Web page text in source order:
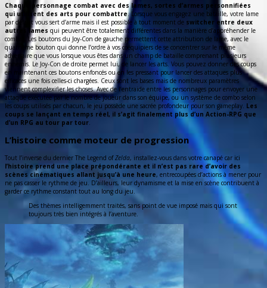
Chaque personnage combat avec des lames, sortes d’armes personnifiées
qui utilisent des arts pour combattre. Lorsque vous engagez une bataille, votre lame
par défaut vous sert d’arme mais il est possible à tout moment de switcher entre deux
autres lames qui peuvent être totalement différentes dans la manière d’appréhender le
combat. Les boutons du Joy-Con de gauche permettent cette attribution de lame, avec le
quatrième bouton qui donne l’ordre à vos coéquipiers de se concentrer sur le même
adversaire que vous lorsque vous êtes dans un champ de bataille comprenant plusieurs
ennemis. Le Joy-Con de droite permet lui, de lancer les arts. Vous pouvez donner des coups
en maintenant ces boutons enfoncés ou en les pressant pour lancer des attaques plus
efficaces une fois celles-ci chargées. Ceux sont les bases mais de nombreux paramètres
viennent complexifier les choses. Avec de l’entraide entre les personnages pour envoyer une
attaque exécutée par le nombre de joueur dans son équipe, ou un système de combo selon
les coups utilisés par chacun, le jeu possède une sacrée profondeur pour son gameplay. Les
coups se lançant en temps réel, il s’agit finalement plus d’un Action-RPG que
d’un RPG au tour par tour.
L’histoire comme moteur de progression
Tout l’inverse du dernier The Legend ofZelda, installez-vous dans votre canapé car ici
l’histoire prend une place prépondérante et il n’est pas rare d’avoir des
scènes cinématiques allant jusqu’à une heure, entrecoupées d’actions à mener pour
ne pas casser le rythme de jeu. D’ailleurs, leur dynamisme et la mise en scène contribuent à
garder ce rythme constant tout au long du jeu.
Des thèmes intelligemment traités, sans point de vue imposé mais qui sont
toujours très bien intégrés à l’aventure.